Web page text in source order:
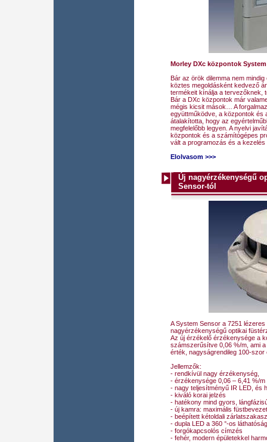
Morley DXc központok
Bár az örök dilemma nem
köztes megoldásként kedvező
termékeit kínálja a tervezőknek,
Bár a DXc központok már
mégis kicsit mások… A
együttműködve, a központok és
átalakította, hogy az
megfelelőbb legyen. A nyelvi
központok és a számítógépes
vált a programozás és a kezelés
Elolvasom >>>
Új nagyérzékenységű
Sensor-tól
A System Sensor a 7251
nagyérzékenységű optikai
Az új érzékelő érzékenysége a
számszerűsítve 0,06 %/m, ami
érték, nagyságrendileg 100-
Jellemzők:
- rendkívül nagy érzékenység,
- érzékenysége 0,06 – 6,41 %/m
- nagy teljesítményű IR LED, és
- kiváló korai jelzés
- hatékony mind gyors,
- új kamra: maximális
- beépített kétoldali
- dupla LED a 360 °-os
- forgókapcsolós címzés
- fehér, modern épületekkel